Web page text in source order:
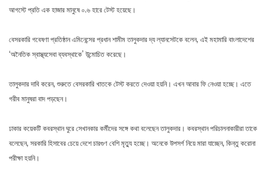
আগস্টে প্রতি এক হাজার মানুষে ০.৬ হারে টেস্ট হয়েছে।
বেসরকারি গবেষণা প্রতিষ্ঠান এমিনেন্সের প্রধান শামীম তালুকদার দ্য ল্যানসেটকে বলেন, এই মহামারি বাংলাদেশের
‘অনৈতিক স্বাস্থ্যসেবা ব্যবস্থাকে’ উন্মোচিত করেছে।
তালুকদার দাবি করেন, শুরুতে বেসরকারি খাতকে টেস্ট করতে দেওয়া হয়নি। এখন আবার ফি নেওয়া হচ্ছে। এতে
গরীব মানুষরা বাদ পড়ছেন।
ঢাকার কয়েকটি কবরস্থান ঘুরে সেখানকার কর্মীদের সঙ্গে কথা বলেছেন তালুকদার। কবরস্থান পরিচালনাকারীরা তাকে
বলেছেন, সরকারি হিসাবের চেয়ে দেশে চারগুণ বেশি মৃত্যু হচ্ছে। অনেকে উপসর্গ নিয়ে মারা যাচ্ছেন, কিন্তু করোনা
পরীক্ষা হয়নি।